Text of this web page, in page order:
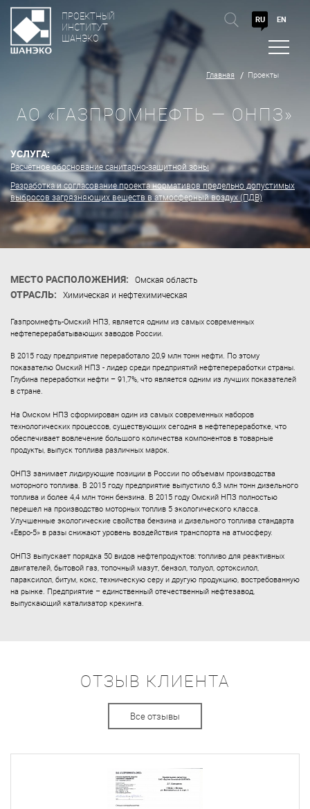
ПРОЕКТНЫЙ
ИНСТИТУТ
ШАНЭКО
RU EN
АО «ГАЗПРОМНЕФТЬ — ОНПЗ»
УСЛУГА:
Расчётное обоснование санитарно-защитной зоны
Разработка и согласование проекта нормативов предельно допустимых
выбросов загрязняющих веществ в атмосферный воздух (ПДВ)
Главная Проекты
МЕСТО РАСПОЛОЖЕНИЯ: Омская область
ОТРАСЛЬ: Химическая и нефтехимическая
Газпромнефть-Омский НПЗ, является одним из самых современных
нефтеперерабатывающих заводов России.
В 2015 году предприятие переработало 20,9 млн тонн нефти. По этому
показателю Омский НПЗ - лидер среди предприятий нефтепереработки страны.
Глубина переработки нефти – 91,7%, что является одним из лучших показателей
в стране.
На Омском НПЗ сформирован один из самых современных наборов
технологических процессов, существующих сегодня в нефтепереработке, что
обеспечивает вовлечение большого количества компонентов в товарные
продукты, выпуск топлива различных марок.
ОНПЗ занимает лидирующие позиции в России по объемам производства
моторного топлива. В 2015 году предприятие выпустило 6,3 млн тонн дизельного
топлива и более 4,4 млн тонн бензина. В 2015 году Омский НПЗ полностью
перешел на производство моторных топлив 5 экологического класса.
Улучшенные экологические свойства бензина и дизельного топлива стандарта
«Евро-5» в разы снижают уровень воздействия транспорта на атмосферу.
ОНПЗ выпускает порядка 50 видов нефтепродуктов: топливо для реактивных
двигателей, бытовой газ, топочный мазут, бензол, толуол, ортоксилол,
параксилол, битум, кокс, техническую серу и другую продукцию, востребованную
на рынке. Предприятие – единственный отечественный нефтезавод,
выпускающий катализатор крекинга.
ОТЗЫВ КЛИЕНТА
Все отзывы